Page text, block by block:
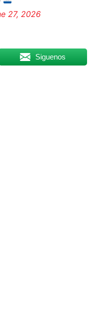
27, 2026
Siguenos